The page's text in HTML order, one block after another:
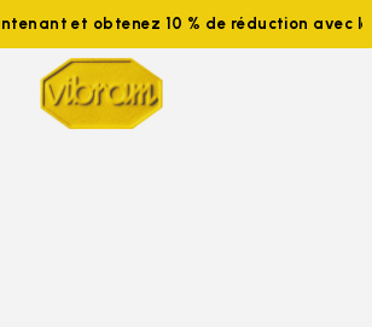
et obtenez 10 % de réduction avec le